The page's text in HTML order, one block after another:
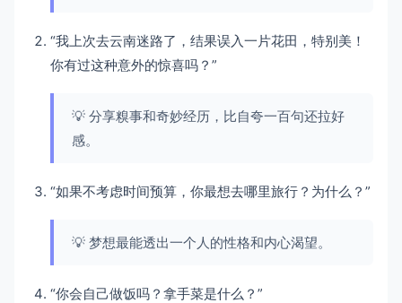
“我上次去云南迷路了，结果误入一片花田，特别美！
你有过这种意外的惊喜吗？”
💡 分享糗事和奇妙经历，比自夸一百句还拉好
感。
“如果不考虑时间预算，你最想去哪里旅行？为什么？”
💡 梦想最能透出一个人的性格和内心渴望。
“你会自己做饭吗？拿手菜是什么？”